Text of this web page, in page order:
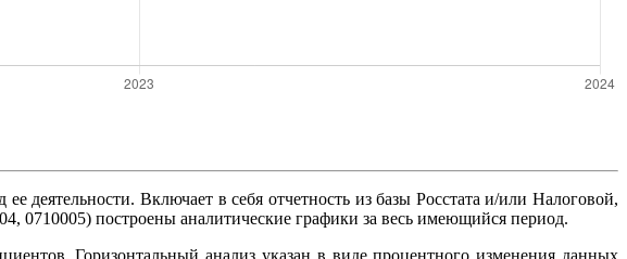
ее деятельности. Включает в себя отчетность из базы Росстата и/или Налоговой,
0710005) построены аналитические графики за весь имеющийся период.
Горизонтальный анализ указан в виде процентного изменения данных